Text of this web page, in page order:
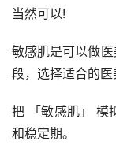
当然可以!
敏感肌是可以做
段，选择适合的医
把 「敏感肌」 模
和稳定期。